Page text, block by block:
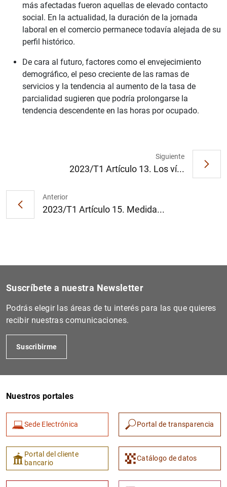
más afectadas fueron aquellas de elevado contacto
social. En la actualidad, la duración de la jornada
laboral en el comercio permanece todavía alejada de su
perfil histórico.
De cara al futuro, factores como el envejecimiento
demográfico, el peso creciente de las ramas de
servicios y la tendencia al aumento de la tasa de
parcialidad sugieren que podría prolongarse la
tendencia descendente en las horas por ocupado.
Anterior
2023/T1 Artículo 15. Medida...
Siguiente
2023/T1 Artículo 13. Los ví...
1 2
Suscríbete a nuestra Newsletter
Podrás elegir las áreas de tu interés para las que quieres
recibir nuestras comunicaciones.
Suscribirme
Nuestros portales
Sede Electrónica Portal de transparencia
Portal del cliente
bancario
Catálogo de datos